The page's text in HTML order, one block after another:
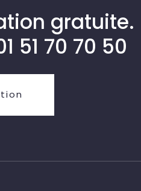
gratuite.
51 70 70 50